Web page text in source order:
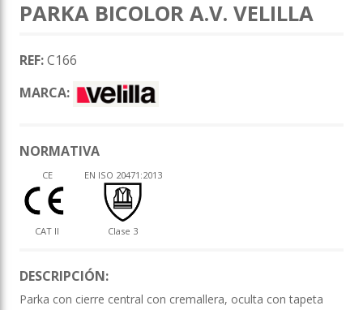
PARKA BICOLOR A.V. VELILLA
REF:C166
MARCA:
NORMATIVA
CE
CAT II
EN ISO 20471:2013
Clase 3
DESCRIPCIÓN:
Parka con cierre central con cremallera, oculta con tapeta